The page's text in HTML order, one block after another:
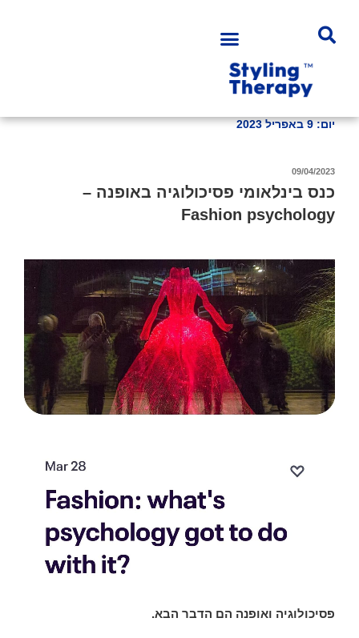
יום:9 באפריל 2023
09/04/2023
כנס בינלאומי פסיכולוגיה באופנה –
Fashion psychology
פסיכולוגיה ואופנה הם הדבר הבא.